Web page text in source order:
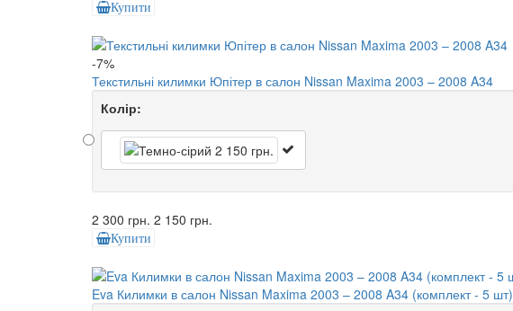
Купити
-7%
Текстильні килимки Юпітер в салон Nissan Maxima 2003 – 2008 A34
Колір:
2 300 грн. 2 150 грн.
Купити
Eva Килимки в салон Nissan Maxima 2003 – 2008 A34 (комплект - 5 шт)